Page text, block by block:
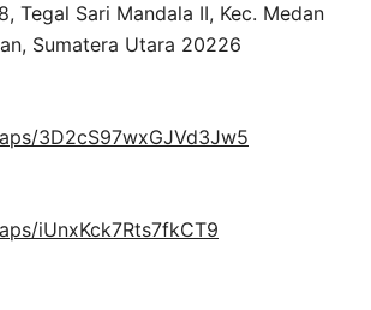
Tegal Sari Mandala II, Kec. Medan
Sumatera Utara 20226
3D2cS97wxGJVd3Jw5
iUnxKck7Rts7fkCT9